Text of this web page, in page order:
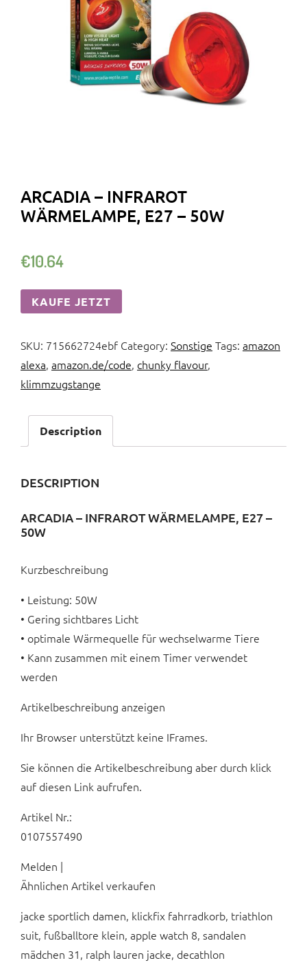
ARCADIA – INFRAROT
WÄRMELAMPE, E27 – 50W
€10.64
KAUFE JETZT
SKU: 715662724ebf Category: Sonstige Tags: amazon
alexa, amazon.de/code, chunky flavour,
klimmzugstange
Description
DESCRIPTION
ARCADIA – INFRAROT WÄRMELAMPE, E27 –
50W
Kurzbeschreibung
• Leistung: 50W
• Gering sichtbares Licht
• optimale Wärmequelle für wechselwarme Tiere
• Kann zusammen mit einem Timer verwendet
werden
Artikelbeschreibung anzeigen
Ihr Browser unterstützt keine IFrames.
Sie können die Artikelbeschreibung aber durch klick
auf diesen Link aufrufen.
Artikel Nr.:
0107557490
Melden |
Ähnlichen Artikel verkaufen
jacke sportlich damen, klickfix fahrradkorb, triathlon
suit, fußballtore klein, apple watch 8, sandalen
mädchen 31, ralph lauren jacke, decathlon